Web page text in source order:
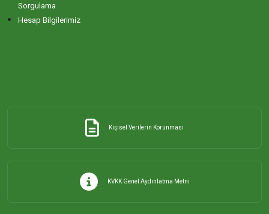
Sorgulama
Hesap Bilgilerimiz
Kişisel Verilerin Korunması
KVKK Genel Aydınlatma Metni